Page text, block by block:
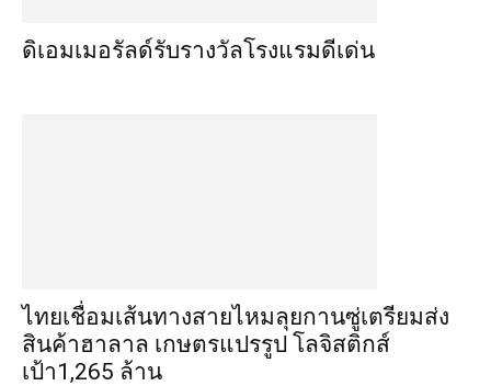
ดิเอมเมอรัลด์รับรางวัลโรงแรมดีเด่น
ไทยเชื่อมเส้นทางสายไหมลุยกานซู่เตรียมส่ง
สินค้าฮาลาล เกษตรแปรรูป โลจิสติกส์
เป้า1,265 ล้าน